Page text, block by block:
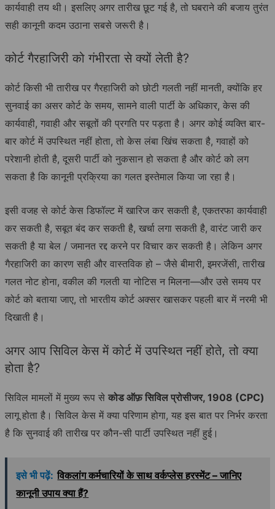
कार्यवाही तय थी। इसलिए अगर तारीख छूट गई है, तो घबराने की बजाय तुरंत
सही कानूनी कदम उठाना सबसे जरूरी है।
कोर्ट गैरहाजिरी को गंभीरता से क्यों लेती है?
कोर्ट किसी भी तारीख पर गैरहाजिरी को छोटी गलती नहीं मानती, क्योंकि हर
सुनवाई का असर कोर्ट के समय, सामने वाली पार्टी के अधिकार, केस की
कार्यवाही, गवाही और सबूतों की प्रगति पर पड़ता है। अगर कोई व्यक्ति बार-
बार कोर्ट में उपस्थित नहीं होता, तो केस लंबा खिंच सकता है, गवाहों को
परेशानी होती है, दूसरी पार्टी को नुकसान हो सकता है और कोर्ट को लग
सकता है कि कानूनी प्रक्रिया का गलत इस्तेमाल किया जा रहा है।
इसी वजह से कोर्ट केस डिफॉल्ट में खारिज कर सकती है, एकतरफा कार्यवाही
कर सकती है, सबूत बंद कर सकती है, खर्चा लगा सकती है, वारंट जारी कर
सकती है या बेल / जमानत रद्द करने पर विचार कर सकती है। लेकिन अगर
गैरहाजिरी का कारण सही और वास्तविक हो – जैसे बीमारी, इमरजेंसी, तारीख
गलत नोट होना, वकील की गलती या नोटिस न मिलना—और उसे समय पर
कोर्ट को बताया जाए, तो भारतीय कोर्ट अक्सर खासकर पहली बार में नरमी भी
दिखाती है।
अगर आप सिविल केस में कोर्ट में उपस्थित नहीं होते, तो क्या
होता है?
सिविल मामलों में मुख्य रूप से कोड ऑफ़ सिविल प्रोसीजर, 1908 (CPC)
लागू होता है। सिविल केस में क्या परिणाम होगा, यह इस बात पर निर्भर करता
है कि सुनवाई की तारीख पर कौन-सी पार्टी उपस्थित नहीं हुई।
इसे भी पढ़ें: विकलांग कर्मचारियों के साथ वर्कप्लेस हरस्मेंट – जानिए
कानूनी उपाय क्या हैं?